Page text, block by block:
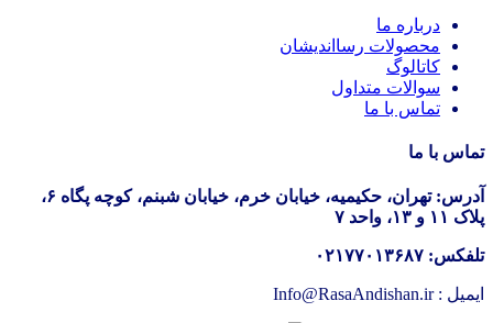
درباره ما
محصولات رسااندیشان
کاتالوگ
سوالات متداول
تماس با ما
تماس با ما
آدرس: تهران، حکیمیه، خیابان خرم، خیابان شبنم، کوچه پگاه ۶،
پلاک ۱۱ و ۱۳، واحد ۷
تلفکس: ۰۲۱۷۷۰۱۳۶۸۷
ایمیل : Info@RasaAndishan.ir